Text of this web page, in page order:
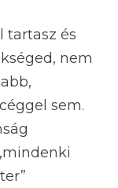
tartasz és
nem
sem.